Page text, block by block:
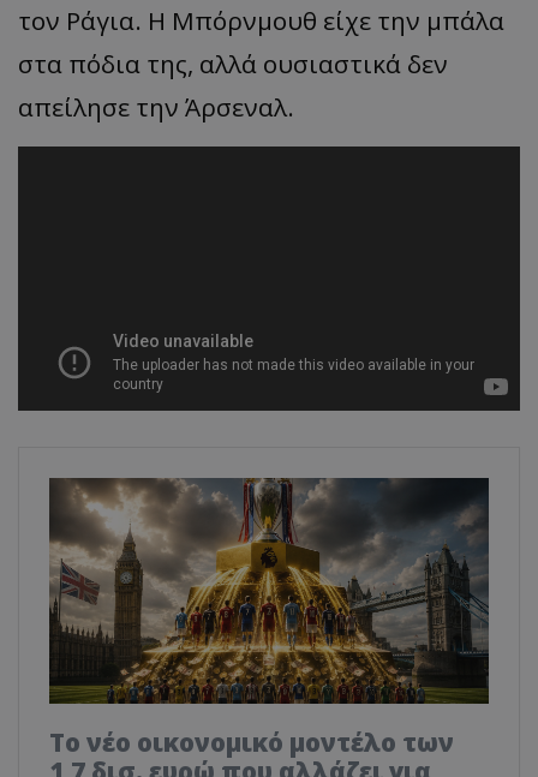
τον Ράγια. Η Μπόρνμουθ είχε την μπάλα
στα πόδια της, αλλά ουσιαστικά δεν
απείλησε την Άρσεναλ.
Το νέο οικονομικό μοντέλο των